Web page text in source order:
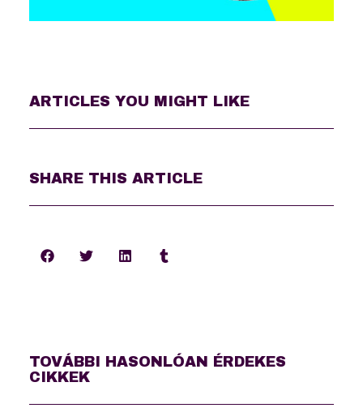
ARTICLES YOU MIGHT LIKE
SHARE THIS ARTICLE
TOVÁBBI HASONLÓAN ÉRDEKES
CIKKEK